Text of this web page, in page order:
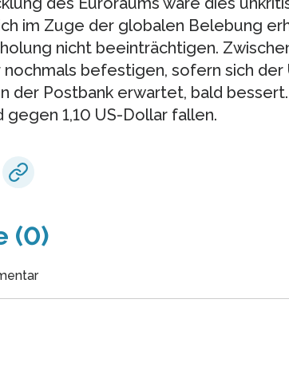
im Zuge der globalen Belebung
nicht beeinträchtigen.
befestigen, sofern sich der
der Postbank erwartet, bald
1,10 US-Dollar fallen.
(0)